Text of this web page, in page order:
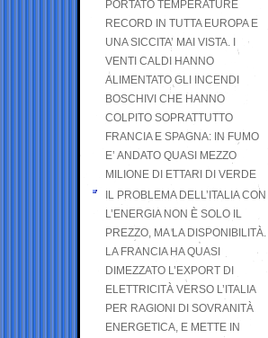
PORTATO TEMPERATURE
RECORD IN TUTTA EUROPA E
UNA SICCITA’ MAI VISTA. I
VENTI CALDI HANNO
ALIMENTATO GLI INCENDI
BOSCHIVI CHE HANNO
COLPITO SOPRATTUTTO
FRANCIA E SPAGNA: IN FUMO
E’ ANDATO QUASI MEZZO
MILIONE DI ETTARI DI VERDE
IL PROBLEMA DELL’ITALIA CON
L’ENERGIA NON È SOLO IL
PREZZO, MA LA DISPONIBILITÀ.
LA FRANCIA HA QUASI
DIMEZZATO L’EXPORT DI
ELETTRICITÀ VERSO L’ITALIA
PER RAGIONI DI SOVRANITÀ
ENERGETICA, E METTE IN